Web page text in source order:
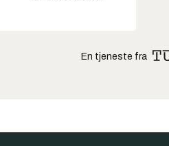
En tjeneste fra